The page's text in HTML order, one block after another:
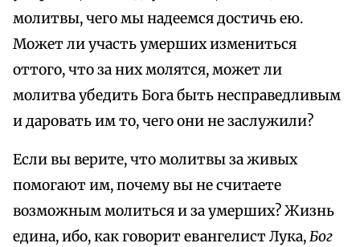
молитвы, чего мы надеемся достичь ею.
Может ли участь умерших измениться
оттого, что за них молятся, может ли
молитва убедить Бога быть несправедливым
и даровать им то, чего они не заслужили?
Если вы верите, что молитвы за живых
помогают им, почему вы не считаете
возможным молиться и за умерших? Жизнь
едина, ибо, как говорит евангелист Лука,Бог